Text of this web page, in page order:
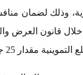
وذلك لضمان
قانون العرض
25 جنيه من السلع.